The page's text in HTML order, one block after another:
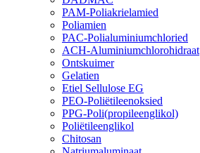
PAM-Poliakrielamied
Poliamien
PAC-Polialuminiumchloried
ACH-Aluminiumchlorohidraat
Ontskuimer
Gelatien
Etiel Sellulose EG
PEO-Poliëtileenoksied
PPG-Poli(propileenglikol)
Poliëtileenglikol
Chitosan